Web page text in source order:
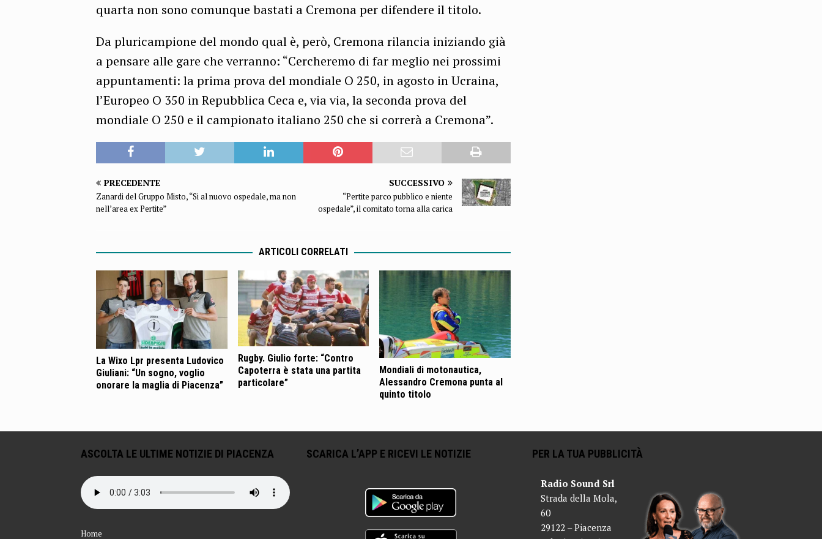
quarta non sono comunque bastati a Cremona per difendere il titolo.
Da pluricampione del mondo qual è, però, Cremona rilancia iniziando già
a pensare alle gare che verranno: “Cercheremo di far meglio nei prossimi
appuntamenti: la prima prova del mondiale O 250, in agosto in Ucraina,
l’Europeo O 350 in Repubblica Ceca e, via via, la seconda prova del
mondiale O 250 e il campionato italiano 250 che si correrà a Cremona”.
PRECEDENTE
Zanardi del Gruppo Misto, “Si al nuovo ospedale, ma non
nell’area ex Pertite”
SUCCESSIVO
“Pertite parco pubblico e niente
ospedale”, il comitato torna alla carica
ARTICOLI CORRELATI
La Wixo Lpr presenta Ludovico
Giuliani: “Un sogno, voglio
onorare la maglia di Piacenza”
Rugby. Giulio forte: “Contro
Capoterra è stata una partita
particolare”
Mondiali di motonautica,
Alessandro Cremona punta al
quinto titolo
ASCOLTA LE ULTIME NOTIZIE DI PIACENZA
Home
SCARICA L’APP E RICEVI LE NOTIZIE PER LA TUA PUBBLICITÀ
Radio Sound Srl
Strada della Mola,
60
29122 – Piacenza